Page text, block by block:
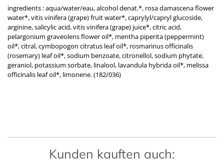
ingredients : aqua/water/eau, alcohol denat.*, rosa damascena flower
water*, vitis vinifera (grape) fruit water*, caprylyl/capryl glucoside,
arginine, salicylic acid, vitis vinifera (grape) juice*, citric acid,
pelargonium graveolens flower oil*, mentha piperita (peppermint)
oil*, citral, cymbopogon citratus leaf oil*, rosmarinus officinalis
(rosemary) leaf oil*, sodium benzoate, citronellol, sodium phytate,
geraniol, potassium sorbate, linalool, lavandula hybrida oil*, melissa
officinalis leaf oil*, limonene. (182/036)
Kunden kauften auch: